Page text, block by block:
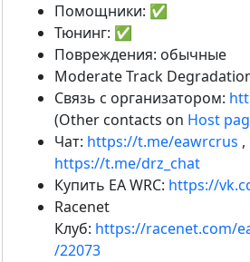
Помощники: ✅
Тюнинг: ✅
Повреждения: обычные
Moderate Track
Связь с организатором:
(Other contacts on Host
Чат: https://t.me/eawrcrus ,
https://t.me/drz_chat
Купить EA WRC: https://
Racenet
Клуб: https://racenet.com/
/22073